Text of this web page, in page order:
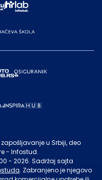
u Srbiji, deo
- Infostud.
- 2026. Sadržaj sajta
. Zabranjeno je njegovo